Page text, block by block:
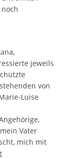
jeweils
von
Luise
Vater
mich mit